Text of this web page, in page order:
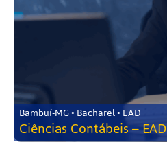
Bambuí-MG • Bacharel • EAD
Ciências Contábeis – EAD